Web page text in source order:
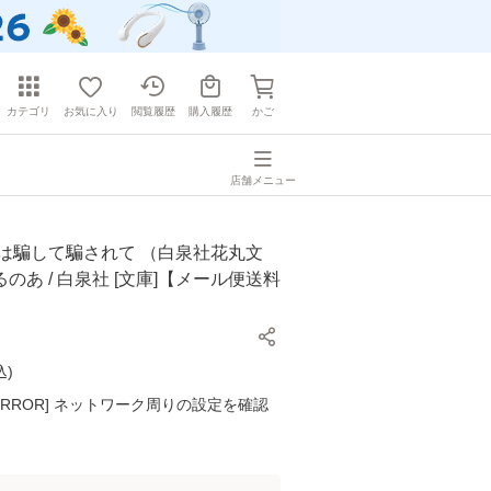
カテゴリ お気に入り 閲覧履歴 購入履歴 かご
店舗メニュー
騙して騙されて （白泉社花丸文
のあ / 白泉社 [文庫]【メール便送料
)
ネットワーク周りの設定を確認